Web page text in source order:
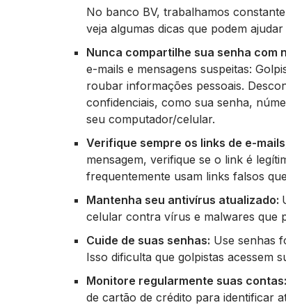
No banco BV, trabalhamos
veja algumas dicas que podem
Nunca compartilhe sua senha com
e-mails e mensagens suspeitas:
roubar informações pessoais.
confidenciais, como sua senha,
seu computador/celular.
Verifique sempre os links de e-
mensagem, verifique se o link é
frequentemente usam links falsos
Mantenha seu antivírus atualizado:
celular contra vírus e malwares que
Cuide de suas senhas: Use senhas
Isso dificulta que golpistas acessem
Monitore regularmente suas contas:
de cartão de crédito para identificar